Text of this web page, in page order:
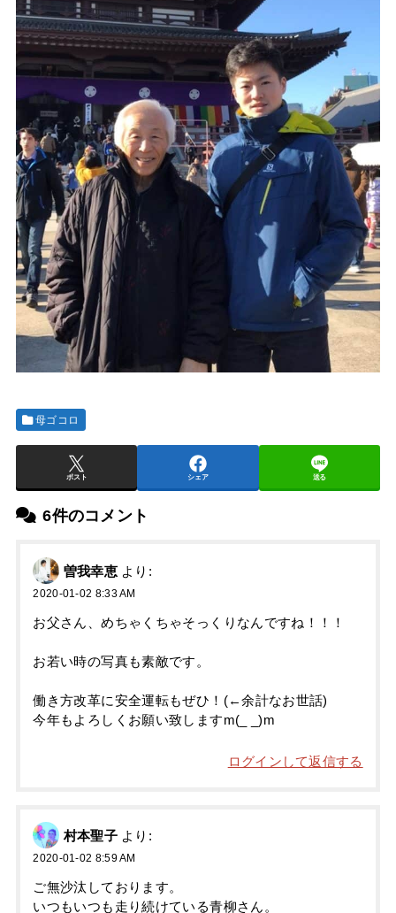
母ゴコロ
ポスト シェア 送る
6件のコメント
曽我幸恵 より:
2020-01-02 8:33 AM
お父さん、めちゃくちゃそっくりなんですね！！！
お若い時の写真も素敵です。
働き方改革に安全運転もぜひ！(←余計なお世話)
今年もよろしくお願い致しますm(_ _)m
ログインして返信する
村本聖子 より:
2020-01-02 8:59 AM
ご無沙汰しております。
いつもいつも走り続けている青柳さん。